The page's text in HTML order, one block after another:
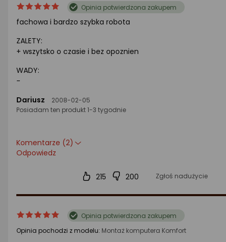
ocena
produktu
5/5
gwiazdki
Ocena
produktu
Opinia potwierdzona zakupem
fachowa i bardzo szybka robota
ZALETY:
+ wszytsko o czasie i bez opoznien
WADY:
-
Dariusz
2008-02-05
Posiadam ten produkt 1-3 tygodnie
Komentarze (2)
Odpowiedz
215 200 Zgłoś nadużycie
ocena
5/5
Ocena
Opinia potwierdzona zakupem
Opinia pochodzi z modelu: Montaż komputera Komfort